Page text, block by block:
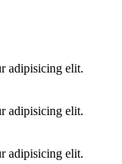
adipisicing elit.
adipisicing elit.
adipisicing elit.